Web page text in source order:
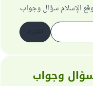
الإسلام سؤال وجواب
وجواب